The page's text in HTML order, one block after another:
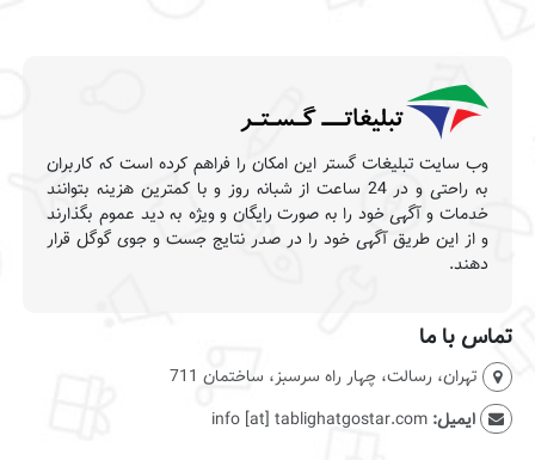
وب سایت تبلیغات گستر این امکان را فراهم کرده است که کاربران
به راحتی و در 24 ساعت از شبانه روز و با کمترین هزینه بتوانند
خدمات و آگهی خود را به صورت رایگان و ویژه به دید عموم بگذارند
و از این طریق آگهی خود را در صدر نتایج جست و جوی گوگل قرار
دهند.
تماس با ما
تهران، رسالت، چهار راه سرسبز، ساختمان 711
ایمیل:info [at] tablighatgostar.com